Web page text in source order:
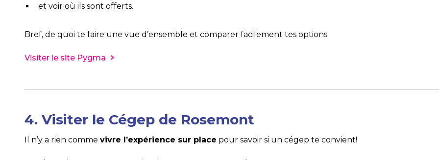
et voir où ils sont offerts.
Bref, de quoi te faire une vue d’ensemble et comparer facilement tes options.
Visiter le site Pygma
4. Visiter le Cégep de Rosemont
Il n’y a rien comme vivre l’expérience sur place pour savoir si un cégep te convient!